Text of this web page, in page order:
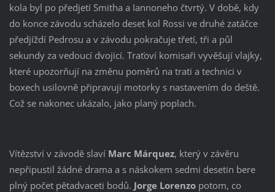
kola byl po předjetí Smitha a Iannoneho čtvrtý. V době, kdy
do konce závodu scházelo deset kol Rossi ve druhé zatáčce
předjíždí Pedrosu a v závodu pokračuje třetí, tři a půl
sekundy za vedoucí dvojicí. Traťoví komisaři vyvěšují vlajky,
které upozorňují na změnu poměrů na trati a technici v
boxech usilovně připravuji motorky s nastavením do deště.
Což se nakonec ukázalo, jako planý poplach.
Vítězství v závodě slaví Marc Márquez, který v závěru
nepřipustil žádné drama a s náskokem sedmi desetin bere
plný počet pětadvaceti bodů. Jorge Lorenzopotom, co